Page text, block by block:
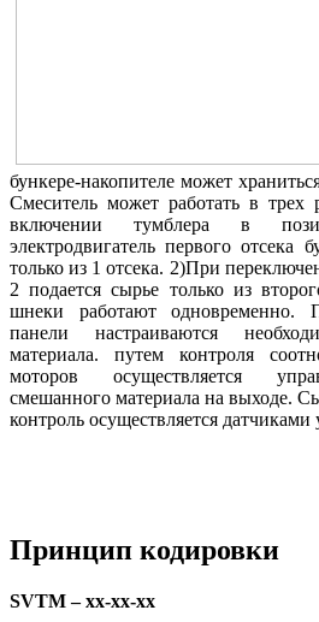
бункере-накопителе может
Смеситель может работать в
включении тумблера в
электродвигатель первого отсека
только из 1 отсека. 2)При
2 подается сырье только из
шнеки работают одновременно.
панели настраиваются
материала. путем контроля
моторов осуществляется
смешанного материала на выходе.
контроль осуществляется датчиками
Принцип кодировки
SVTM – xx-xx-xx